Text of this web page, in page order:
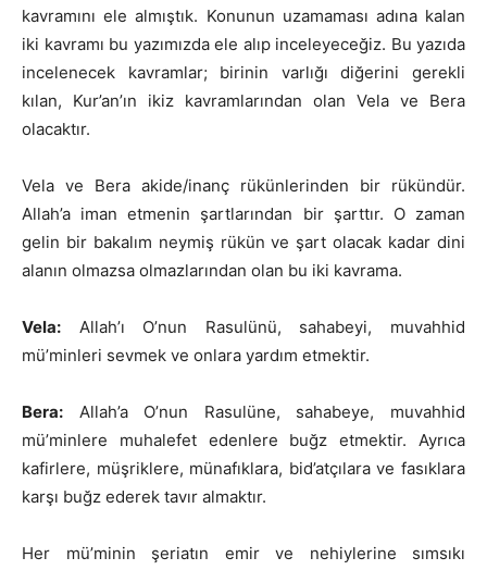
kavramını ele almıştık. Konunun uzamaması adına kalan
iki kavramı bu yazımızda ele alıp inceleyeceğiz. Bu yazıda
incelenecek kavramlar; birinin varlığı diğerini gerekli
kılan, Kur’an’ın ikiz kavramlarından olan Vela ve Bera
olacaktır.
Vela ve Bera akide/inanç rükünlerinden bir rükündür.
Allah’a iman etmenin şartlarından bir şarttır. O zaman
gelin bir bakalım neymiş rükün ve şart olacak kadar dini
alanın olmazsa olmazlarından olan bu iki kavrama.
Vela: Allah’ı O’nun Rasulünü, sahabeyi, muvahhid
mü’minleri sevmek ve onlara yardım etmektir.
Bera: Allah’a O’nun Rasulüne, sahabeye, muvahhid
mü’minlere muhalefet edenlere buğz etmektir. Ayrıca
kafirlere, müşriklere, münafıklara, bid’atçılara ve fasıklara
karşı buğz ederek tavır almaktır.
Her mü’minin şeriatın emir ve nehiylerine sımsıkı